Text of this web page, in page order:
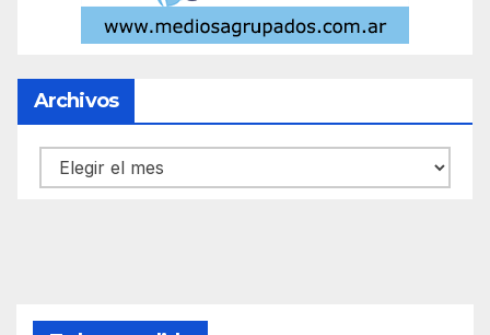
Archivos
Archivos